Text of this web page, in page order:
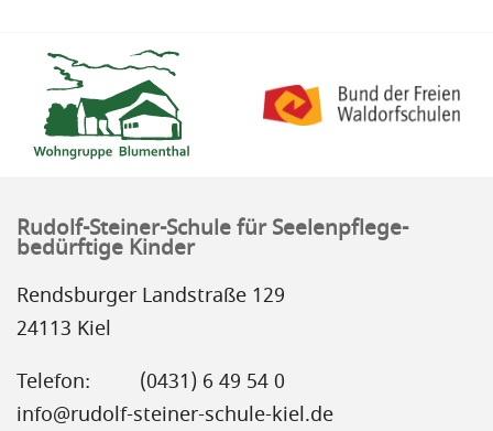
Rudolf-Steiner-Schule für Seelenpflege-
bedürftige Kinder
Rendsburger Landstraße 129
24113 Kiel
Telefon:
(0431) 6 49 54 0
info@rudolf-steiner-schule-kiel.de